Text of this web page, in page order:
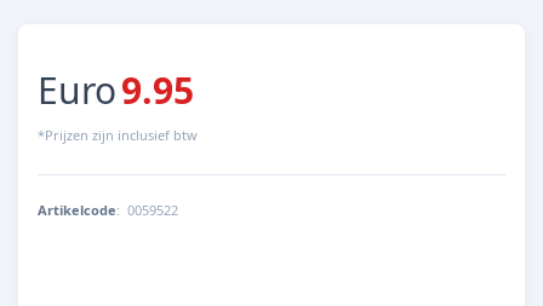
Euro9.95
*Prijzen zijn inclusief btw
Artikelcode: 0059522